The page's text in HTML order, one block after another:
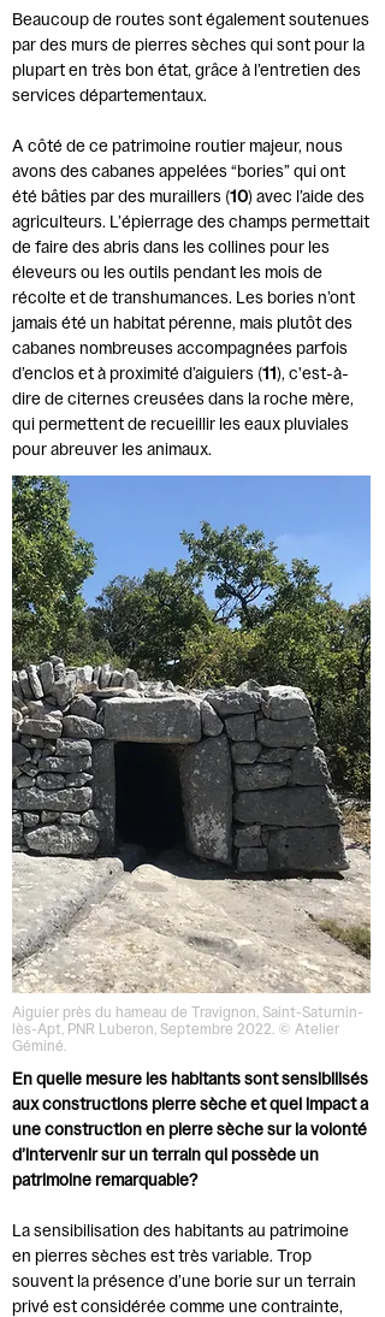
Beaucoup de routes sont également soutenues
par des murs de pierres sèches qui sont pour la
plupart en très bon état, grâce à l’entretien des
services départementaux.
A côté de ce patrimoine routier majeur, nous
avons des cabanes appelées “bories” qui ont
été bâties par des muraillers (10) avec l’aide des
agriculteurs. L’épierrage des champs permettait
de faire des abris dans les collines pour les
éleveurs ou les outils pendant les mois de
récolte et de transhumances. Les bories n’ont
jamais été un habitat pérenne, mais plutôt des
cabanes nombreuses accompagnées parfois
d’enclos et à proximité d’aiguiers (11 ), c'est-à-
dire de citernes creusées dans la roche mère,
qui permettent de recueillir les eaux pluviales
pour abreuver les animaux.
Aiguier près du hameau de Travignon, Saint-Saturnin-
lès-Apt, PNR Luberon, Septembre 2022. © Atelier
Géminé.
En quelle mesure les habitants sont sensibilisés
aux constructions pierre sèche et quel impact a
une construction en pierre sèche sur la volonté
d’intervenir sur un terrain qui possède un
patrimoine remarquable?
La sensibilisation des habitants au patrimoine
en pierres sèches est très variable. Trop
souvent la présence d’une borie sur un terrain
privé est considérée comme une contrainte,